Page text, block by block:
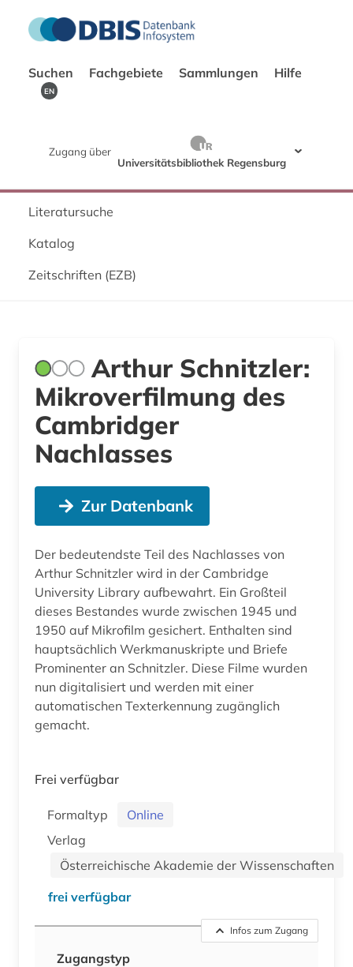
Suchen Fachgebiete Sammlungen Hilfe
EN
Zugang über
Universitätsbibliothek Regensburg
Literatursuche
Katalog
Zeitschriften (EZB)
Arthur Schnitzler:
Mikroverfilmung des
Cambridger
Nachlasses
Zur Datenbank
Der bedeutendste Teil des Nachlasses von
Arthur Schnitzler wird in der Cambridge
University Library aufbewahrt. Ein Großteil
dieses Bestandes wurde zwischen 1945 und
1950 auf Mikrofilm gesichert. Enthalten sind
hauptsächlich Werkmanuskripte und Briefe
Prominenter an Schnitzler. Diese Filme wurden
nun digitalisiert und werden mit einer
automatischen Texterkennung zugänglich
gemacht.
Frei verfügbar
Formaltyp
Online
Verlag
Österreichische Akademie der Wissenschaften
frei verfügbar
Infos zum Zugang
Zugangstyp